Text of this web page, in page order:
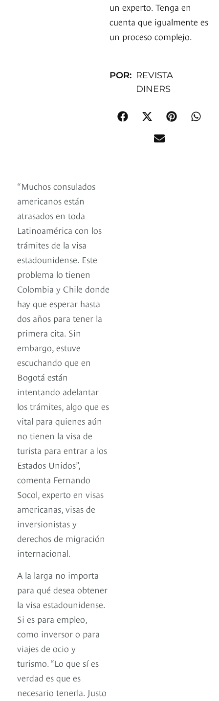
un experto. Tenga en
cuenta que igualmente es
un proceso complejo.
POR: REVISTA
DINERS
“Muchos consulados
americanos están
atrasados en toda
Latinoamérica con los
trámites de la visa
estadounidense. Este
problema lo tienen
Colombia y Chile donde
hay que esperar hasta
dos años para tener la
primera cita. Sin
embargo, estuve
escuchando que en
Bogotá están
intentando adelantar
los trámites, algo que es
vital para quienes aún
no tienen la visa de
turista para entrar a los
Estados Unidos”,
comenta Fernando
Socol, experto en visas
americanas, visas de
inversionistas y
derechos de migración
internacional.
A la larga no importa
para qué desea obtener
la visa estadounidense.
Si es para empleo,
como inversor o para
viajes de ocio y
turismo. “Lo que sí es
verdad es que es
necesario tenerla. Justo